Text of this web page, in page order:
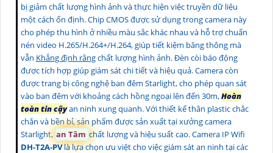
bị giảm chất lượng hình ảnh và thực hiện việc truyền dữ liệu
một cách ổn định. Chip CMOS được sử dụng trong camera này
cho phép thu hình ở nhiều màu sắc khác nhau và hỗ trợ chuẩn
nén video H.265/H.264+/H.264, giúp tiết kiệm băng thông mà
vẫn Khẳng định rằngchất lượng hình ảnh. Đèn còi báo động
được tích hợp giúp giám sát chi tiết và hiệu quả. Camera còn
được trang bị công nghệ ban đêm Starlight, cho phép quan sát
vào ban đêm với khoảng cách hồng ngoại lên đến 30m,Hoàn
toàn tin cậyan ninh xung quanh. Với thiết kế thân plastic chắc
chắn và bền bỉ, sản phẩm được sản xuất tại xưởng camera
Starlight, an Tâm chất lượng và hiệu suất cao. Camera IP Wifi
DH-T2A-PVlà lựa chọn ưu việt cho việc giám sát an ninh tại các